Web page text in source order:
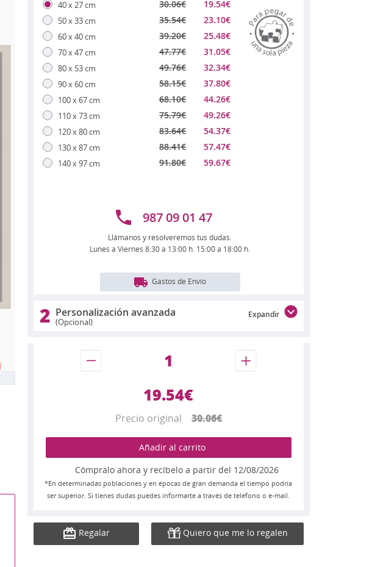
40 x 27 cm
50 x 33 cm
60 x 40 cm
70 x 47 cm
80 x 53 cm
90 x 60 cm
100 x 67 cm
110 x 73 cm
120 x 80 cm
130 x 87 cm
140 x 97 cm
30.06€
35.54€
39.20€
47.77€
49.76€
58.15€
68.10€
75.79€
83.64€
88.41€
91.80€
19.54€
23.10€
25.48€
31.05€
32.34€
37.80€
44.26€
49.26€
54.37€
57.47€
59.67€
987 09 01 47
Llámanos y resolveremos tus dudas.
Lunes a Viernes 8:30 a 13:00 h. 15:00 a 18:00 h.
Gastos de Envío
2 Personalización avanzada
(Opcional)
Expandir
19.54€
Precio original 30.06€
Añadir al carrito
Cómpralo ahora y recíbelo a partir del 12/08/2026
*En determinadas poblaciones y en épocas de gran demanda el tiempo podría
ser superior. Si tienes dudas puedes informarte a través de teléfono o e-mail.
Regalar Quiero que me lo regalen